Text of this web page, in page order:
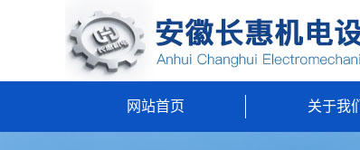
网站首页 关于我们